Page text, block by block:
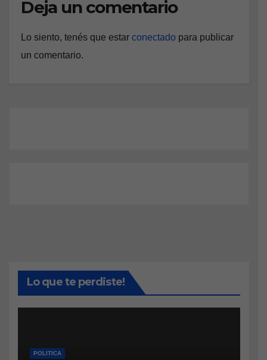
Deja un comentario
Lo siento, tenés que estar conectado para publicar
un comentario.
Lo que te perdiste!
POLITICA